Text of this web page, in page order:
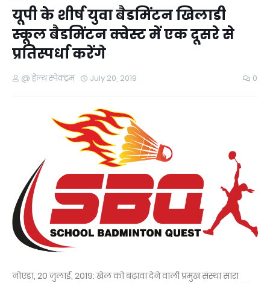
यूपी के शीर्ष युवा बैडमिंटन खिलाडी
स्कूल बैडमिंटन क्वेस्ट में एक दूसरे से
प्रतिस्पर्धा करेंगे
@ हेल्थ स्पेक्ट्रम July 20, 2019 0
नोएडा, 20 जुलाई, 2019: खेल को बढ़ावा देने वाली प्रमुख संस्था सारा